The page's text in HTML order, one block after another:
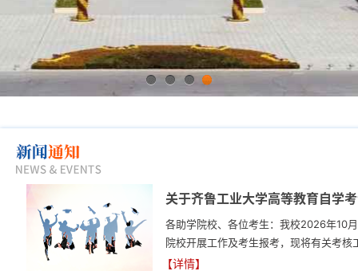
关于齐鲁工业大学高等教育自学
各助学院校、各位考生：我校2026年10
院校开展工作及考生报考，现将有关考
一步做好自学考试强化实践能力培养考
【详情】